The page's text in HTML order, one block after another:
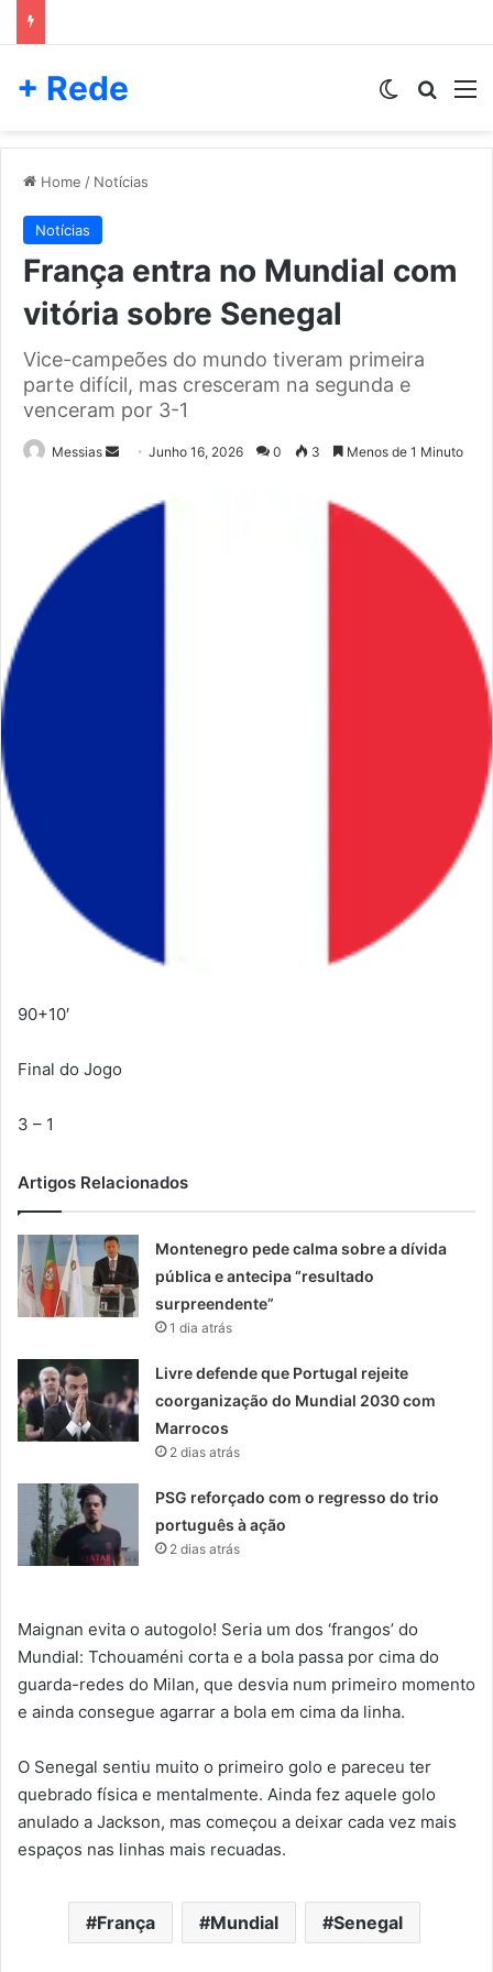
+ Rede Switch skin
Home / Notícias
Notícias
França entra no Mundial com
vitória sobre Senegal
Vice-campeões do mundo tiveram primeira
parte difícil, mas cresceram na segunda e
venceram por 3-1
Messias
Send
email
Junho 16, 2026 0 3 Menos de 1 Minuto
90+10′
Final do Jogo
3 – 1
Artigos Relacionados
Montenegro pede calma sobre a dívida
pública e antecipa “resultado
surpreendente”
1 dia atrás
Livre defende que Portugal rejeite
coorganização do Mundial 2030 com
Marrocos
2 dias atrás
PSG reforçado com o regresso do trio
português à ação
2 dias atrás
Maignan evita o autogolo! Seria um dos ‘frangos’ do
Mundial: Tchouaméni corta e a bola passa por cima do
guarda-redes do Milan, que desvia num primeiro momento
e ainda consegue agarrar a bola em cima da linha.
O Senegal sentiu muito o primeiro golo e pareceu ter
quebrado física e mentalmente. Ainda fez aquele golo
anulado a Jackson, mas começou a deixar cada vez mais
espaços nas linhas mais recuadas.
França Mundial Senegal